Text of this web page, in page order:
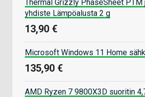
Thermal Grizzly PhaseSheet
yhdiste Lämpöalusta 2 g
13,90 €
Microsoft Windows 11 Home
135,90 €
AMD Ryzen 7 9800X3D suoritin